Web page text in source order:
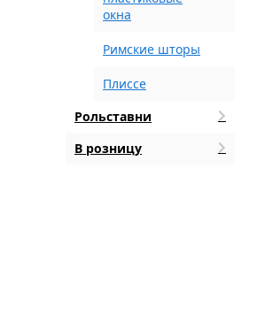
окна
Римские шторы
Плиссе
Рольставни
В розницу